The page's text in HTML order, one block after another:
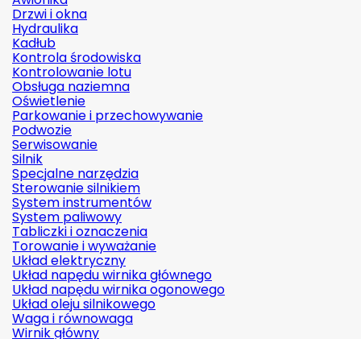
Drzwi i okna
Hydraulika
Kadłub
Kontrola środowiska
Kontrolowanie lotu
Obsługa naziemna
Oświetlenie
Parkowanie i przechowywanie
Podwozie
Serwisowanie
Silnik
Specjalne narzędzia
Sterowanie silnikiem
System instrumentów
System paliwowy
Tabliczki i oznaczenia
Torowanie i wyważanie
Układ elektryczny
Układ napędu wirnika głównego
Układ napędu wirnika ogonowego
Układ oleju silnikowego
Waga i równowaga
Wirnik główny